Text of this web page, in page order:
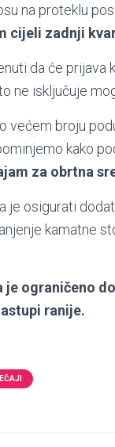
na proteklu
cijeli zadnji
da će
ne isključuje
većem broju
kako
za obrtna
je osigurati
kamatne
ograničeno
ranije.